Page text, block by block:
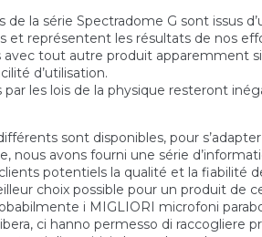
de la série Spectradome G sont issus
et représentent les résultats de nos
avec tout autre produit apparemment
d’utilisation.
les lois de la physique resteront
sont disponibles, pour
nous avons fourni une série
potentiels la qualité et la fiabilité
choix possible pour un produit de
i MIGLIORI microfoni
ci hanno permesso di raccogliere